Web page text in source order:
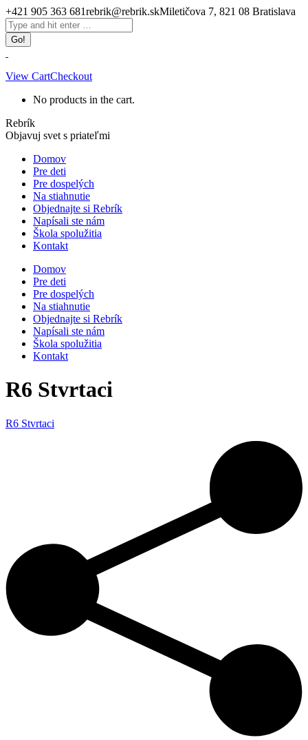
Skip
to
content
+421 905 363 681rebrik@rebrik.skMiletičova 7, 821 08 Bratislava
Facebook
page
opens
in
new
window
Search:
View CartCheckout
No products in the cart.
Rebrík
Objavuj svet s priateľmi
Domov
Pre deti
Pre dospelých
Na stiahnutie
Objednajte si Rebrík
Napísali ste nám
Škola spolužitia
Kontakt
Domov
Pre deti
Pre dospelých
Na stiahnutie
Objednajte si Rebrík
Napísali ste nám
Škola spolužitia
Kontakt
R6 Stvrtaci
R6 Stvrtaci